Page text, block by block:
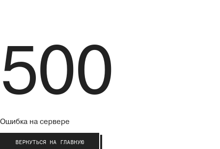
500
Ошибка на сервере
ВЕРНУТЬСЯ НА ГЛАВНУЮ